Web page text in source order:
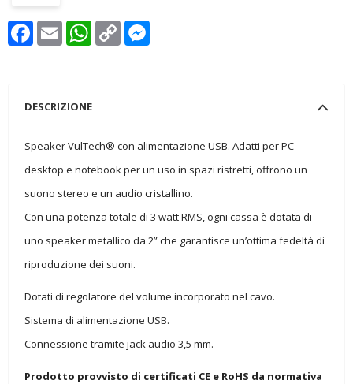
Facebook
Email WhatsApp
Copy
Link
DESCRIZIONE
Speaker VulTech® con alimentazione USB. Adatti per PC
desktop e notebook per un uso in spazi ristretti, offrono un
suono stereo e un audio cristallino.
Con una potenza totale di 3 watt RMS, ogni cassa è dotata di
uno speaker metallico da 2” che garantisce un’ottima fedeltà di
riproduzione dei suoni.
Dotati di regolatore del volume incorporato nel cavo.
Sistema di alimentazione USB.
Connessione tramite jack audio 3,5 mm.
Prodotto provvisto di certificati CE e RoHS da normativa